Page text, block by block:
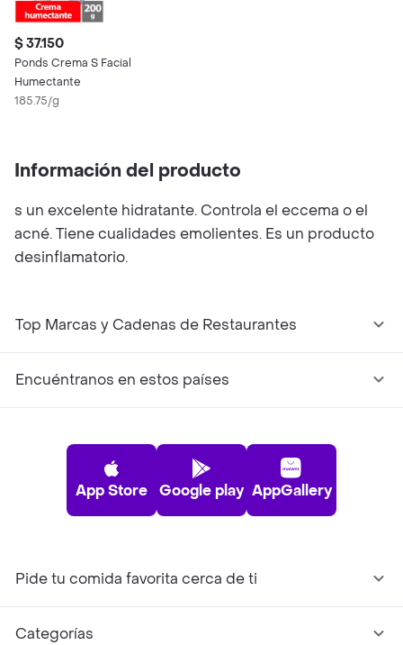
$ 37.150
Ponds Crema S Facial
Humectante
185.75/g
Información del producto
s un excelente hidratante. Controla el eccema o el
acné. Tiene cualidades emolientes. Es un producto
desinflamatorio.
Top Marcas y Cadenas de Restaurantes
Encuéntranos en estos países
App Store Google play AppGallery
Pide tu comida favorita cerca de ti
Categorías